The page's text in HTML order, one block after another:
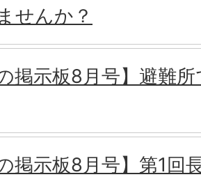
せんか？
掲示板8月号】避難
掲示板8月号】第1回